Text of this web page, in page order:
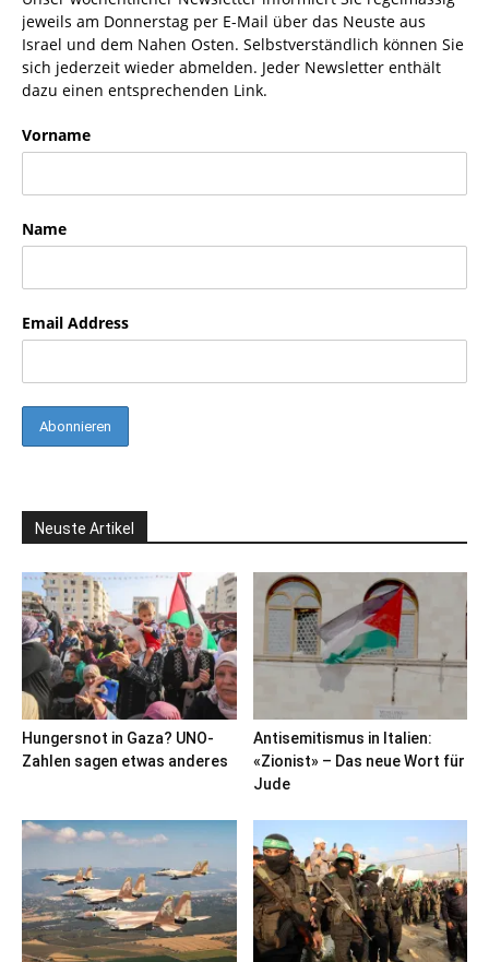
jeweils am Donnerstag per E-Mail über das Neuste aus
Israel und dem Nahen Osten. Selbstverständlich können Sie
sich jederzeit wieder abmelden. Jeder Newsletter enthält
dazu einen entsprechenden Link.
Vorname
Name
Email Address
Neuste Artikel
Hungersnot in Gaza? UNO-
Zahlen sagen etwas anderes
Antisemitismus in Italien:
«Zionist» – Das neue Wort für
Jude